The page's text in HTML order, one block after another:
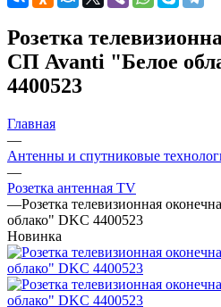
Розетка
СП Avanti "Белое
4400523
Главная
—
Антенны и спутниковые
—
Розетка антенная TV
—Розетка телевизионная
облако" DKC 4400523
Новинка